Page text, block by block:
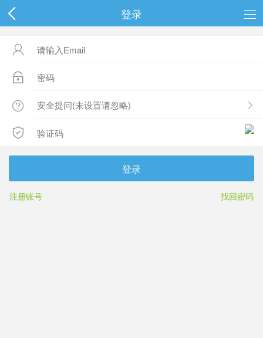
登录




登录
注册账号 找回密码